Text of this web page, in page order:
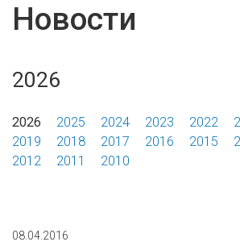
Новости
2026
2026 2025 2024 2023 2022
2019
2018 2017 2016 2015
2012
2011 2010
08.04.2016